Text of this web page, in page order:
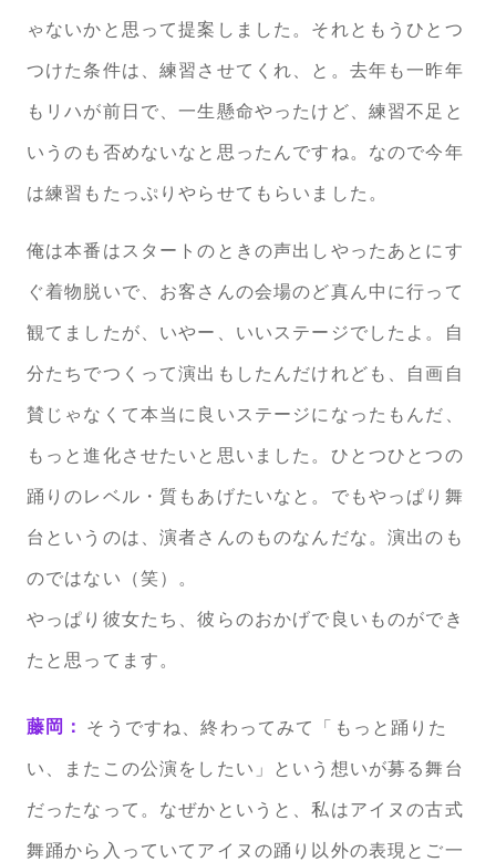
ゃないかと思って提案しました。それともうひとつ
つけた条件は、練習させてくれ、と。去年も一昨年
もリハが前日で、一生懸命やったけど、練習不足と
いうのも否めないなと思ったんですね。なので今年
は練習もたっぷりやらせてもらいました。
俺は本番はスタートのときの声出しやったあとにす
ぐ着物脱いで、お客さんの会場のど真ん中に行って
観てましたが、いやー、いいステージでしたよ。自
分たちでつくって演出もしたんだけれども、自画自
賛じゃなくて本当に良いステージになったもんだ、
もっと進化させたいと思いました。ひとつひとつの
踊りのレベル・質もあげたいなと。でもやっぱり舞
台というのは、演者さんのものなんだな。演出のも
のではない（笑）。
やっぱり彼女たち、彼らのおかげで良いものができ
たと思ってます。
藤岡： そうですね、終わってみて「もっと踊りた
い、またこの公演をしたい」という想いが募る舞台
だったなって。なぜかというと、私はアイヌの古式
舞踊から入っていてアイヌの踊り以外の表現とご一